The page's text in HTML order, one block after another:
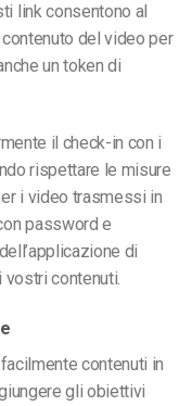
link consentono al
del video per
un token di
il check-in con i
rispettare le misure
i video trasmessi in
password e
di
contenuti.
contenuti in
gli obiettivi